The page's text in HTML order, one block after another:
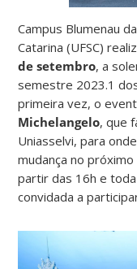
Campus Blumenau
Catarina (UFSC)
de setembro, a
semestre 2023.1
primeira vez, o
Michelangelo, que
Uniasselvi, para
mudança no
partir das 16h e
convidada a